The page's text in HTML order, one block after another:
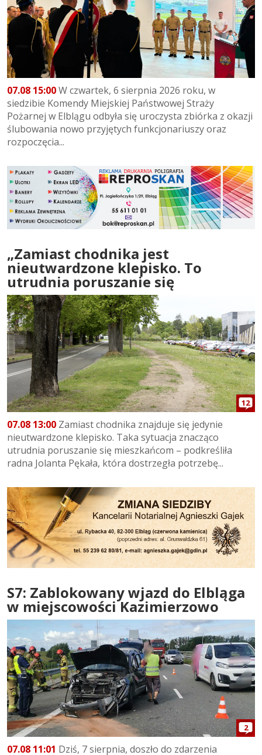
07.08 15:00W czwartek, 6 sierpnia 2026 roku, w
siedzibie Komendy Miejskiej Państwowej Straży
Pożarnej w Elblągu odbyła się uroczysta zbiórka z okazji
ślubowania nowo przyjętych funkcjonariuszy oraz
rozpoczęcia...
„Zamiast chodnika jest
nieutwardzone klepisko. To
utrudnia poruszanie się
12
07.08 13:00 Zamiast chodnika znajduje się jedynie
nieutwardzone klepisko. Taka sytuacja znacząco
utrudnia poruszanie się mieszkańcom – podkreśliła
radna Jolanta Pękała, która dostrzegła potrzebę...
S7: Zablokowany wjazd do Elbląga
w miejscowości Kazimierzowo
2
07.08 11:01 Dziś, 7 sierpnia, doszło do zdarzenia